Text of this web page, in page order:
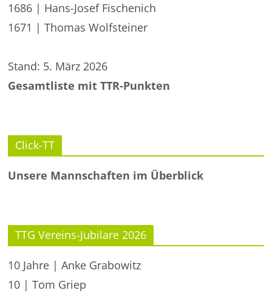
1686 | Hans-Josef Fischenich
1671 | Thomas Wolfsteiner
Stand: 5. März 2026
Gesamtliste mit TTR-Punkten
Click-TT
Unsere Mannschaften im Überblick
TTG Vereins-Jubilare 2026
10 Jahre | Anke Grabowitz
10 | Tom Griep